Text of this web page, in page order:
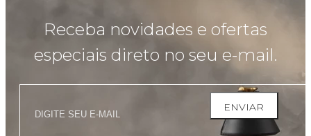
Receba novidades e ofertas
especiais direto no seu e-mail.
ENVIAR